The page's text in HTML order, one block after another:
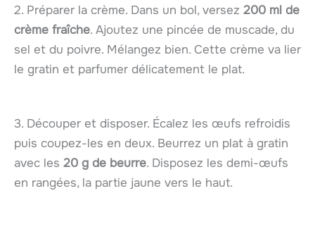
2. Préparer la crème. Dans un bol, versez 200 ml de
crème fraîche. Ajoutez une pincée de muscade, du
sel et du poivre. Mélangez bien. Cette crème va lier
le gratin et parfumer délicatement le plat.
3. Découper et disposer. Écalez les œufs refroidis
puis coupez-les en deux. Beurrez un plat à gratin
avec les 20 g de beurre. Disposez les demi-œufs
en rangées, la partie jaune vers le haut.